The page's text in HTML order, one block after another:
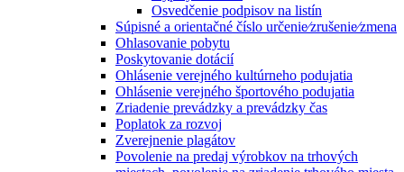
Osvedčenie podpisov na listín
Súpisné a orientačné číslo určenie⁄zrušenie⁄zmena
Ohlasovanie pobytu
Poskytovanie dotácií
Ohlásenie verejného kultúrneho podujatia
Ohlásenie verejného športového podujatia
Zriadenie prevádzky a prevádzky čas
Poplatok za rozvoj
Zverejnenie plagátov
Povolenie na predaj výrobkov na trhových